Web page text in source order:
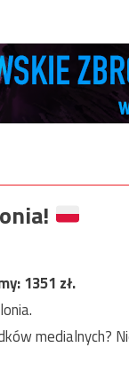
1351 zł.
medialnych?